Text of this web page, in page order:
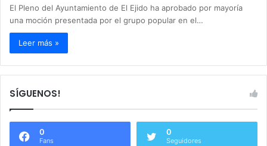
El Pleno del Ayuntamiento de El Ejido ha aprobado por mayoría
una moción presentada por el grupo popular en el…
Leer más »
SÍGUENOS!
0
Fans
0
Seguidores